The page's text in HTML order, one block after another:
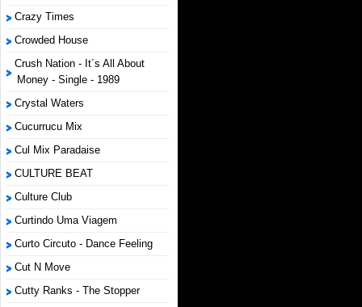
Crazy Times
Crowded House
Crush Nation - It´s All About
Money - Single - 1989
Crystal Waters
Cucurrucu Mix
Cul Mix Paradaise
CULTURE BEAT
Culture Club
Curtindo Uma Viagem
Curto Circuto - Dance Feeling
Cut N Move
Cutty Ranks - The Stopper